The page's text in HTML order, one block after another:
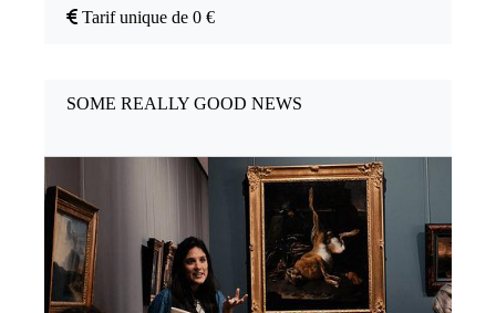
Tarif unique de 0 €
SOME REALLY GOOD NEWS